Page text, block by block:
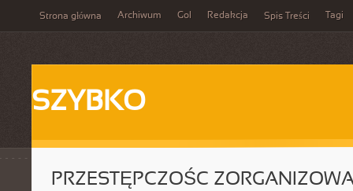
Strona główna Archiwum Gol Redakcja Spis Treści Tagi
SZYBKO
PRZESTĘPCZOŚC